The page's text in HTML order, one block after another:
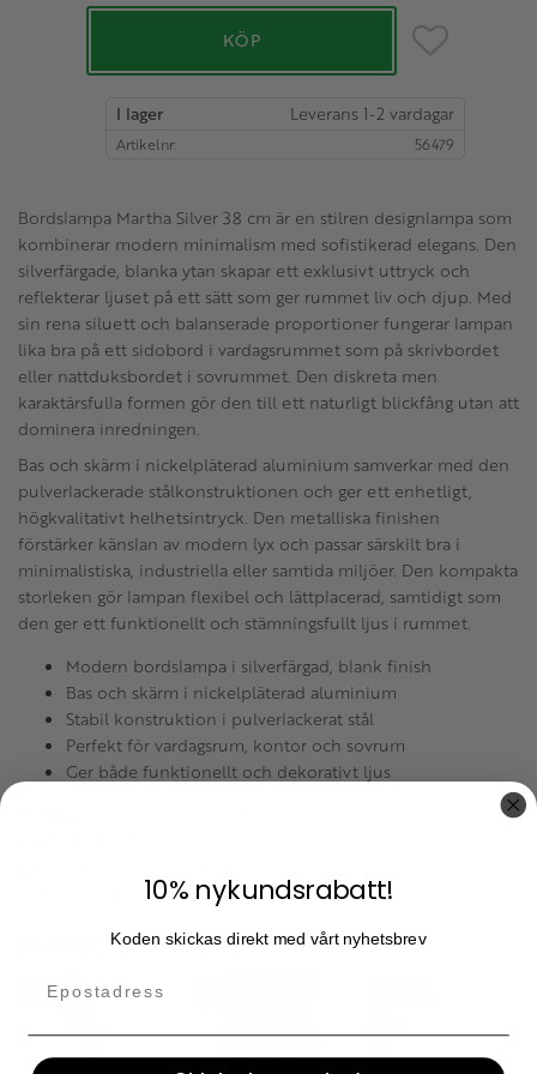
KÖP Lägg till i
I lager
Artikelnr 56479
Bordslampa Martha Silver 38 cm är en stilren designlampa som
kombinerar modern minimalism med sofistikerad elegans. Den
silverfärgade, blanka ytan skapar ett exklusivt uttryck och
reflekterar ljuset på ett sätt som ger rummet liv och djup. Med
sin rena siluett och balanserade proportioner fungerar lampan
lika bra på ett sidobord i vardagsrummet som på skrivbordet
eller nattduksbordet i sovrummet. Den diskreta men
karaktärsfulla formen gör den till ett naturligt blickfång utan att
dominera inredningen.
Bas och skärm i nickelpläterad aluminium samverkar med den
pulverlackerade stålkonstruktionen och ger ett enhetligt,
högkvalitativt helhetsintryck. Den metalliska finishen
förstärker känslan av modern lyx och passar särskilt bra i
minimalistiska, industriella eller samtida miljöer. Den kompakta
storleken gör lampan flexibel och lättplacerad, samtidigt som
den ger ett funktionellt och stämningsfullt ljus i rummet.
Modern bordslampa i silverfärgad, blank finish
Bas och skärm i nickelpläterad aluminium
Stabil konstruktion i pulverlackerat stål
Perfekt för vardagsrum, kontor och sovrum
Ger både funktionellt och dekorativt ljus
PERFECT PARTNERS
20 %
10% nykundsrabatt!
Koden skickas direkt med vårt nyhetsbrev